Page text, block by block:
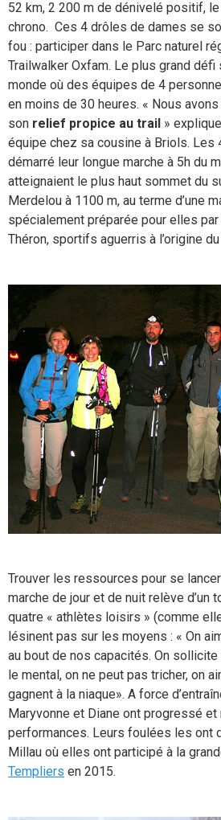
52 km, 2 200 m de dénivelé positif,
chrono. Ces 4 drôles de dames se
fou : participer dans le Parc naturel
Trailwalker Oxfam. Le plus grand
monde où des équipes de 4
en moins de 30 heures. « Nous
son relief propice au trail »
équipe chez sa cousine à Briols. Les
démarré leur longue marche à 5h du
atteignaient le plus haut sommet du
Merdelou à 1100 m, au terme d’une
spécialement préparée pour elles
Théron, sportifs aguerris à l’origine
Trouver les ressources pour se
marche de jour et de nuit relève d’un
quatre « athlètes loisirs » (comme
lésinent pas sur les moyens : « On
au bout de nos capacités. On
le mental, on ne peut pas tricher, on
gagnent à la niaque». A force
Maryvonne et Diane ont progressé
performances. Leurs foulées les ont
Millau où elles ont participé à la
Templiers en 2015.